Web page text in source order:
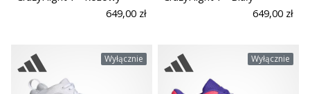
649,00 zł
649,00 zł
Wyłącznie Wyłącznie